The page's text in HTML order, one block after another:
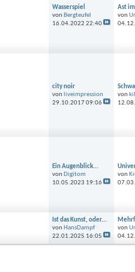
Wasserspiel
von Bergteufel
16.04.2022 22:40
Ast
von
city noir
von liveimpression
29.10.201709:06
von
Ein Augenblick...
von Digitom
10.05.2023 19:16
von
Ist das Kunst, oder...
von HansDampf
22.01.2025 16:05
von